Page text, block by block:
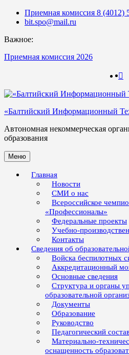
Skip
Приемная комиссия 8 (4012)
bit.spo@mail.ru
Важное:
Приемная комиссия 2026
«Балтийский Информационный
Автономная некоммерческая
образования
Меню
Главная
Новости
СМИ о нас
Всероссийское
«Профессионалы»
Федеральные проекты
Учебно-
Контакты
Сведения об
Войска беспилотных
Аккредитационный
Основные сведения
Структура и органы
образовательной
Документы
Образование
Руководство
Педагогический
Материально-
оснащенность